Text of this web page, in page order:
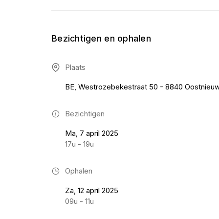
Bezichtigen en ophalen
Plaats
BE, Westrozebekestraat 50 - 8840
Bezichtigen
Ma, 7 april 2025
17u - 19u
Ophalen
Za, 12 april 2025
09u - 11u